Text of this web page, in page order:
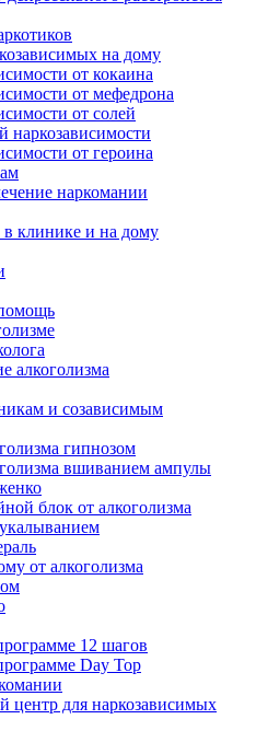
на дому
от кокаина
от мефедрона
от солей
наркозависимости
от героина
наркомании
в клинике и на дому
алкоголизма
и созависимым
гипнозом
вшиванием ампулы
блок от алкоголизма
от алкоголизма
12 шагов
Day Top
центр для наркозависимых